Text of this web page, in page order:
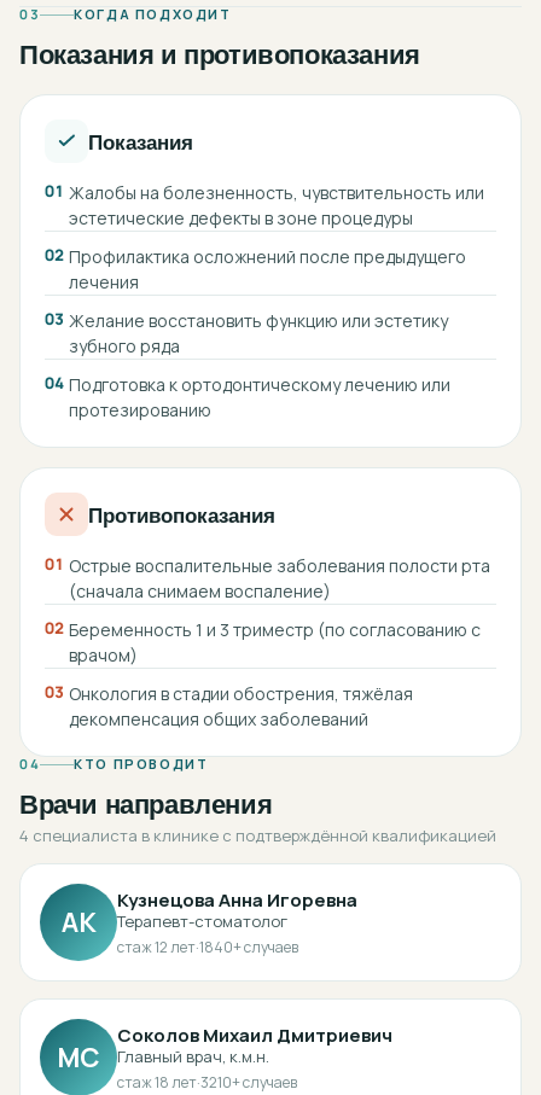
03 КОГДА ПОДХОДИТ
Показания и противопоказания
Показания
01 Жалобы на болезненность, чувствительность или
эстетические дефекты в зоне процедуры
02 Профилактика осложнений после предыдущего
лечения
03 Желание восстановить функцию или эстетику
зубного ряда
04 Подготовка к ортодонтическому лечению или
протезированию
Противопоказания
01 Острые воспалительные заболевания полости рта
(сначала снимаем воспаление)
02 Беременность 1 и 3 триместр (по согласованию с
врачом)
03 Онкология в стадии обострения, тяжёлая
декомпенсация общих заболеваний
04 КТО ПРОВОДИТ
Врачи направления
4 специалиста в клинике с подтверждённой квалификацией
АК
Кузнецова Анна Игоревна
Терапевт-стоматолог
стаж12лет·1840+ случаев
МС
Соколов Михаил Дмитриевич
Главный врач, к.м.н.
стаж18лет·3210+ случаев